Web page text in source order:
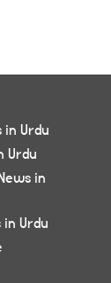
Urdu
Urdu
in
in Urdu